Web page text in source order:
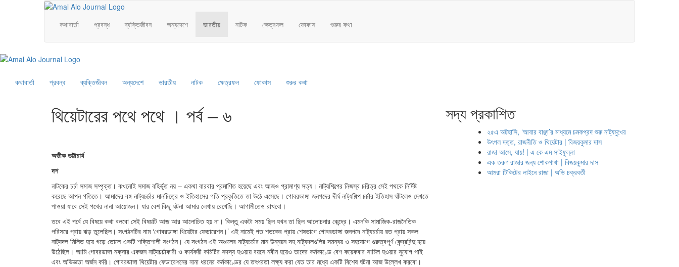
Amal Alo Journal
কথাবার্তা প্রবন্ধ ব্যক্তিজীবন অন্যদেশে ভারতীয় নাটক ক্ষেত্রফল ফোকাস শুরুর কথা
Amal Alo Journal
কথাবার্তা প্রবন্ধ ব্যক্তিজীবন অন্যদেশে ভারতীয় নাটক ক্ষেত্রফল ফোকাস শুরুর কথা
থিয়েটারের পথে পথে । পর্ব – ৬
অভীক ভট্টাচার্য
দশ
নাটকের চর্চা সমাজ সম্পৃক্ত। কখনোই সমাজ বহির্ভূত নয় – একথা বারবার প্রমাণিত হয়েছে এবং আজ‌ও প্রামাণ্য সত্য। নাট্যশিল্পের নিজস্ব চরিত্র সেই পথকে নির্দিষ্ট
করেছে আপন গতিতে। আমাদের বঙ্গ নাট্যচর্চার মানচিত্রে ও ইতিহাসের গতি প্রকৃতিতে তা উঠে এসেছে। গোবরডাঙ্গা জনপদের দীর্ঘ নাট্যশিল্প চর্চার ইতিহাস ঘাঁটলেও দেখতে
পাওয়া যাবে সেই পথের নানা আয়োজন। যার বেশ কিছু ঘটনা আমার লেখায় রেখেছি। আগামীতেও রাখবো।
তবে এই পর্বে যে বিষয়ে কথা বলবো সেই বিষয়টি আজ আর আলোচিত হয় না। কিন্তু একটা সময় ছিল যখন তা ছিল আলোচনার কেন্দ্রে। এমনকি সামাজিক-রাজনৈতিক
পরিসরে প্রায় ঝড় তুলেছিল। সংগঠনটির নাম ‘গোবরডাঙ্গা থিয়েটার ফেডারেশন।’ এই নামেই গত শতকের প্রায় শেষভাগে গোবরডাঙ্গা জনপদে নাট্যচর্চায় রত প্রায় সকল
নাট্যদল মিলিত হয়ে গড়ে তোলে একটি শক্তিশালী সংগঠন। যে সংগঠন এই অঞ্চলের নাট্যচর্চার মান উন্নয়ন সহ নাট্যদলগুলির সমন্বয় ও সহযোগে গুরুত্বপূর্ণ কেন্দ্রবিন্দু হয়ে
উঠেছিল। আমি গোবরডাঙ্গা নক্‌সার একজন নাট্যচর্চাকারী ও কার্যকরী কমিটির সদস্য হ‌ওয়ায় বয়সে নবীন হয়েও তাদের কর্মকাণ্ডে বেশ কয়েকবার সামিল হ‌ওয়ার সুযোগ পাই
এবং অভিজ্ঞতা অর্জন করি। গোবরডাঙ্গা থিয়েটার ফেডারেশনের নানা ধরনের কর্মকাণ্ডের যে তৎপরতা লক্ষ্য করা যেত তার মধ্যে একটি বিশেষ ঘটনা আজ উল্লেখ করবো।
সদ্য প্রকাশিত
২৫এ অট্টহাসি, ‘আবার বাঞ্ছা’র মাধ্যমে চমকপ্রদ শুরু নাট্যমুখের
উৎপল দত্ত, রাজনীতি ও থিয়েটার | বিজয়কুমার দাস
রাজা আসে, যায়! | এ কে এম সাইফুল্লা
এক তরুণ রাজার জন্য শোকগাথা | বিজয়কুমার দাস
আমরা টিকিটের লাইনে রাজা | অভি চক্রবর্তী